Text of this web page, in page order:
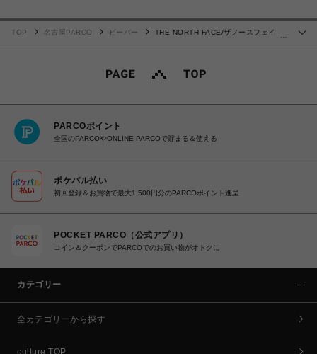
…
TOP 名古屋PARCO ビーバー
THE NORTH FACE/ザノースフェイ
PARCOポイント
全国のPARCOやONLINE PARCOで貯まる＆使える
ポケパル払い
初回登録＆お買物で最大1,500円分のPARCOポイント進呈
POCKET PARCO（公式アプリ）
コイン＆クーポンでPARCOでのお買い物がオトクに
カテゴリー
全カテゴリーから探す